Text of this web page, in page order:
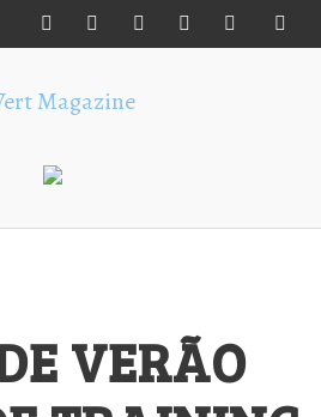
VERÃO